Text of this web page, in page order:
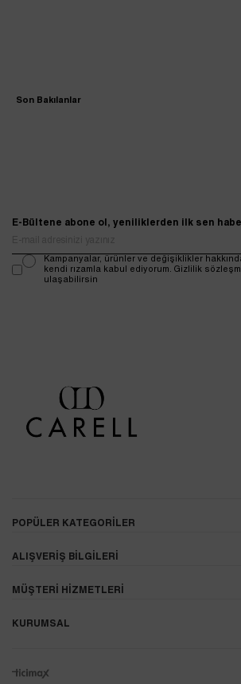
Son Bakılanlar
E-Bültene abone ol, yeniliklerden ilk sen
Kampanyalar, ürünler ve değişiklikler
kendi rızamla kabul ediyorum. Gizlilik
ulaşabilirsin
POPÜLER KATEGORİLER
ALIŞVERİŞ BİLGİLERİ
MÜŞTERİ HİZMETLERİ
KURUMSAL